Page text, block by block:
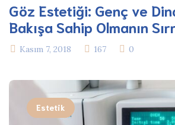
Göz Estetiği: Genç ve
Bakışa Sahip Olmanın
Kasım 7, 2018 167 0
Estetik